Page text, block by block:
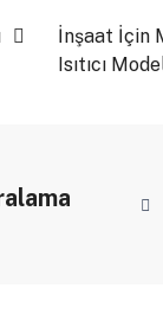
İnşaat İçin
Isıtıcı